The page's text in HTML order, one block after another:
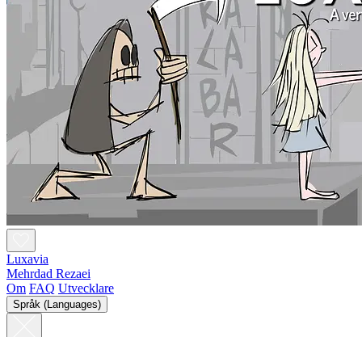
Luxavia
Mehrdad Rezaei
Om FAQ Utvecklare
Språk (Languages)